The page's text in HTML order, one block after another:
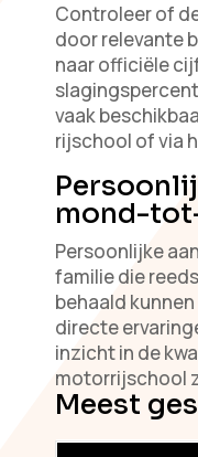
Controleer of
door relevante
naar officiële
vaak
rijschool of via
mond-
Persoonlijke
familie die
behaald
directe
inzicht in de
motorrijschool
Meest